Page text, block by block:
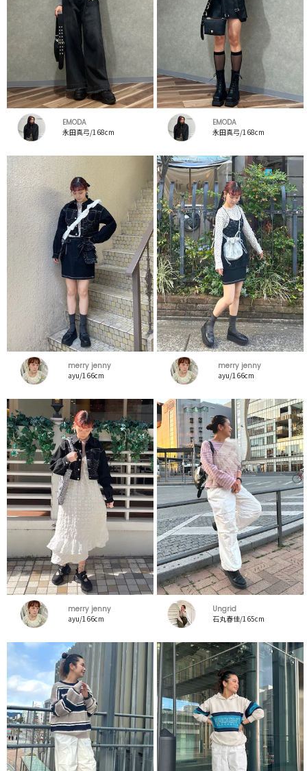
EMODA
永田真弓/168cm
EMODA
永田真弓/168cm
merry jenny
ayu/166cm
merry jenny
ayu/166cm
merry jenny
ayu/166cm
Ungrid
石丸春佳/165cm